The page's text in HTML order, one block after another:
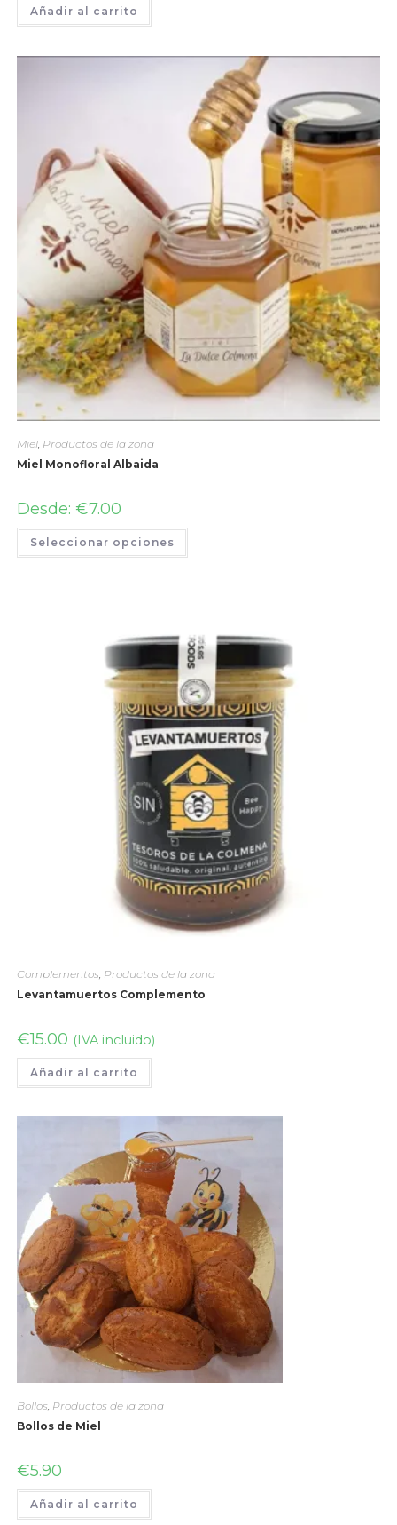
Añadir al carrito
Miel, Productos de la zona
Miel Monofloral Albaida
Desde: €7.00
Seleccionar opciones
Complementos Productos de la zona
Levantamuertos Complemento
€15.00 (IVA incluido)
Añadir al carrito
Bollos, Productos de la zona
Bollos de Miel
€5.90
Añadir al carrito